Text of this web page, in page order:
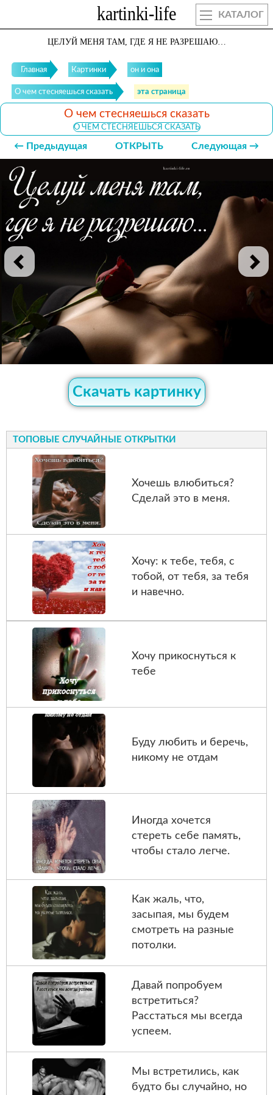
КАТАЛОГ
ЦЕЛУЙ МЕНЯ ТАМ, ГДЕ Я НЕ РАЗРЕШАЮ…
Главная Картинки он и она
О чем стесняешься сказать эта страница
О чем стесняешься сказать
О ЧЕМ СТЕСНЯЕШЬСЯ СКАЗАТЬ
← Предыдущая ОТКРЫТЬ Следующая →
Скачать картинку
ТОПОВЫЕ СЛУЧАЙНЫЕ ОТКРЫТКИ
Хочешь влюбиться?
Сделай это в меня.
Хочу: к тебе, тебя, с
тобой, от тебя, за тебя
и навечно.
Хочу прикоснуться к
тебе
Буду любить и беречь,
никому не отдам
Иногда хочется
стереть себе память,
чтобы стало легче.
Как жаль, что,
засыпая, мы будем
смотреть на разные
потолки.
Давай попробуем
встретиться?
Расстаться мы всегда
успеем.
Мы встретились, как
будто бы случайно, но